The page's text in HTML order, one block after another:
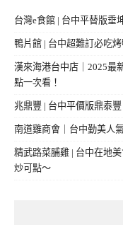
台灣e食館 | 台中平替版垂
鴨片館 | 台中超難訂必吃
漢來海港台中店｜2025最
點一次看！
兆鼎豐 | 台中平價版鼎泰
南道雞商會｜台中勤美人
精武路菜脯雞 | 台中在地
炒可點～